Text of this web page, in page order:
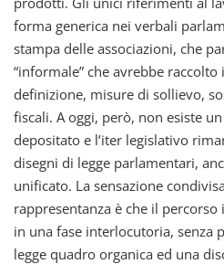
forma generica nei verbali
stampa delle associazioni, che
“informale” che avrebbe
definizione, misure di sollievo,
fiscali. A oggi, però, non esiste
depositato e l’iter legislativo
disegni di legge parlamentari,
unificato. La sensazione
rappresentanza è che il
in una fase interlocutoria, senza
legge quadro organica ed una